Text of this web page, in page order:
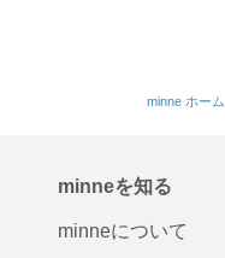
minne ホーム
minneを知る
minneについて